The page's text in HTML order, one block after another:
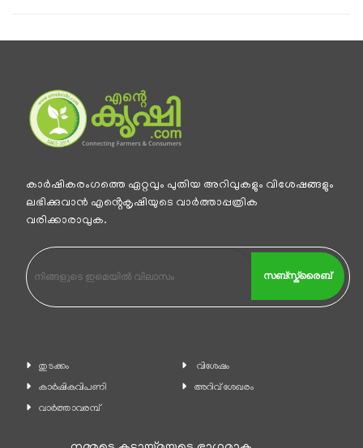
കാര്‍ഷികരംഗത്തെ ഏറ്റവും പുതിയ അറിവുകളും വിശേഷങ്ങളും
ലഭിക്കുവാന്‍ എൻ്റെകൃഷിയുടെ വാര്‍ത്താപ്പത്രിക
വരിക്കാരാവുക.
സബ്സ്ക്രൈബ്
തുടക്കം
കാ‍ർഷികവിപണി
വാര്‍ത്താവരമ്പ്
വിശേഷം
അറിവ് ശേഖരം